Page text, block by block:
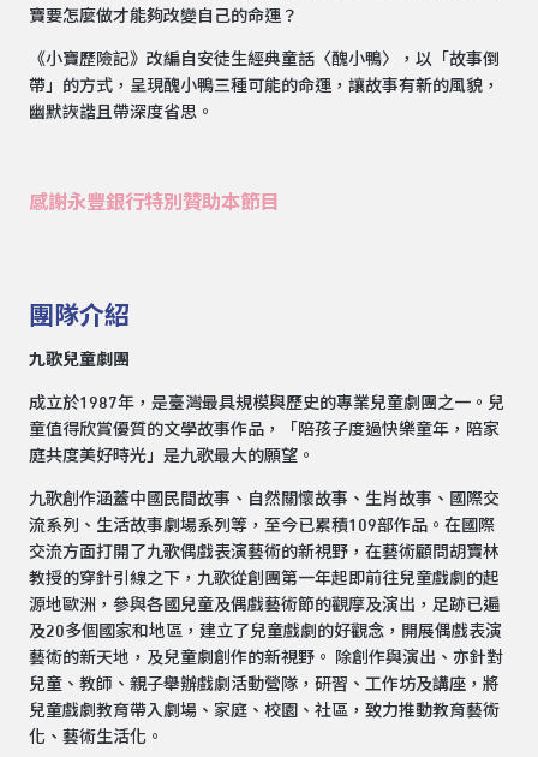
寶要怎麼做才能夠改變自己的命運？
《小寶歷險記》改編自安徒生經典童話〈醜小鴨〉，以「故事倒
帶」的方式，呈現醜小鴨三種可能的命運，讓故事有新的風貌，
幽默詼諧且帶深度省思。
感謝永豐銀行特別贊助本節目
團隊介紹
九歌兒童劇團
成立於1987年，是臺灣最具規模與歷史的專業兒童劇團之一。兒
童值得欣賞優質的文學故事作品，「陪孩子度過快樂童年，陪家
庭共度美好時光」是九歌最大的願望。
九歌創作涵蓋中國民間故事、自然關懷故事、生肖故事、國際交
流系列、生活故事劇場系列等，至今已累積109部作品。在國際
交流方面打開了九歌偶戲表演藝術的新視野，在藝術顧問胡寶林
教授的穿針引線之下，九歌從創團第一年起即前往兒童戲劇的起
源地歐洲，參與各國兒童及偶戲藝術節的觀摩及演出，足跡已遍
及20多個國家和地區，建立了兒童戲劇的好觀念，開展偶戲表演
藝術的新天地，及兒童劇創作的新視野。 除創作與演出、亦針對
兒童、教師、親子舉辦戲劇活動營隊，研習、工作坊及講座，將
兒童戲劇教育帶入劇場、家庭、校園、社區，致力推動教育藝術
化、藝術生活化。